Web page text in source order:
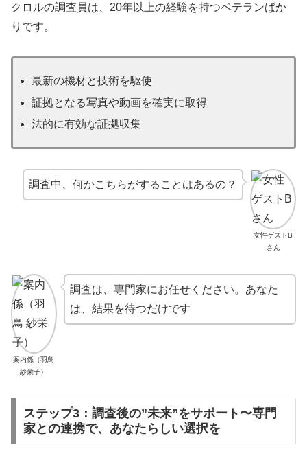
クロルの調査員は、20年以上の経験を持つベテランばか
りです。
最新の機材と技術を駆使
証拠となる写真や動画を確実に取得
法的に有効な証拠収集
女性ゲストB
さん
調査中、何かこちらがすることはあるの？
案内係（羽鳥
紗栄子）
調査は、専門家にお任せください。あなた
は、結果を待つだけです
ステップ3：調査後の”未来”をサポート〜専門
家との連携で、あなたらしい選択を